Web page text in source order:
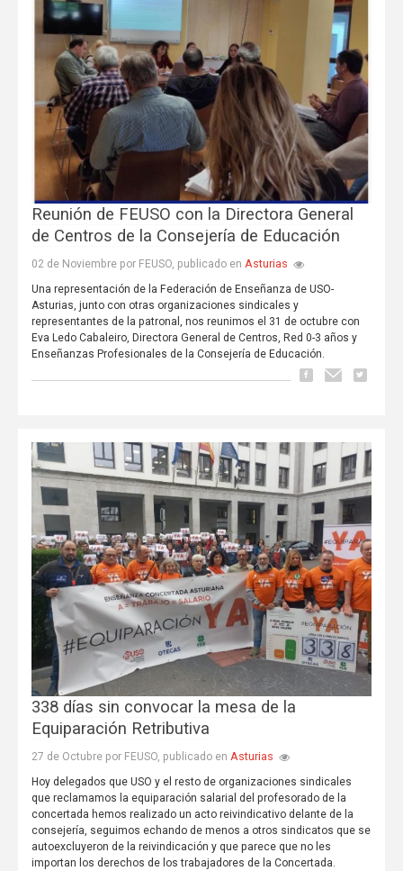
Reunión de FEUSO con la Directora General
de Centros de la Consejería de Educación
02 de Noviembre por FEUSO, publicado en Asturias
Una representación de la Federación de Enseñanza de USO-
Asturias, junto con otras organizaciones sindicales y
representantes de la patronal, nos reunimos el 31 de octubre con
Eva Ledo Cabaleiro, Directora General de Centros, Red 0-3 años y
Enseñanzas Profesionales de la Consejería de Educación.
338 días sin convocar la mesa de la
Equiparación Retributiva
27 de Octubre por FEUSO, publicado en Asturias
Hoy delegados que USO y el resto de organizaciones sindicales
que reclamamos la equiparación salarial del profesorado de la
concertada hemos realizado un acto reivindicativo delante de la
consejería, seguimos echando de menos a otros sindicatos que se
autoexcluyeron de la reivindicación y que parece que no les
importan los derechos de los trabajadores de la Concertada.